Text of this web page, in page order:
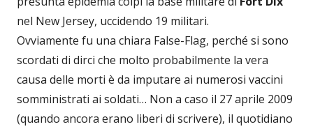
nel New Jersey, uccidendo 19 militari.
Ovviamente fu una chiara False-Flag, perché si sono
scordati di dirci che molto probabilmente la vera
causa delle morti è da imputare ai numerosi vaccini
somministrati ai soldati… Non a caso il 27 aprile 2009
(quando ancora erano liberi di scrivere), il quotidiano